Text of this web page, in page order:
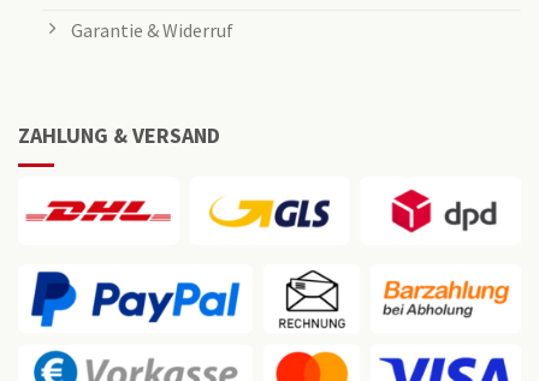
Garantie & Widerruf
ZAHLUNG & VERSAND